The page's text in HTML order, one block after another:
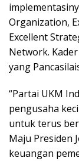
Organization,
Excellent
Network.
yang
“Partai UKM
pengusaha
untuk terus
Maju Presiden
keuangan